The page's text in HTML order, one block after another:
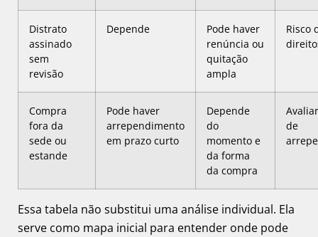
Distrato
assinado
sem
revisão
Depende
Pode haver
renúncia ou
quitação
ampla
Risco
Compra
fora da
sede ou
estande
Pode haver
arrependimento
em prazo curto
Depende
do
momento e
da forma
da compra
de
Essa tabela não substitui uma análise individual. Ela
serve como mapa inicial para entender onde pode